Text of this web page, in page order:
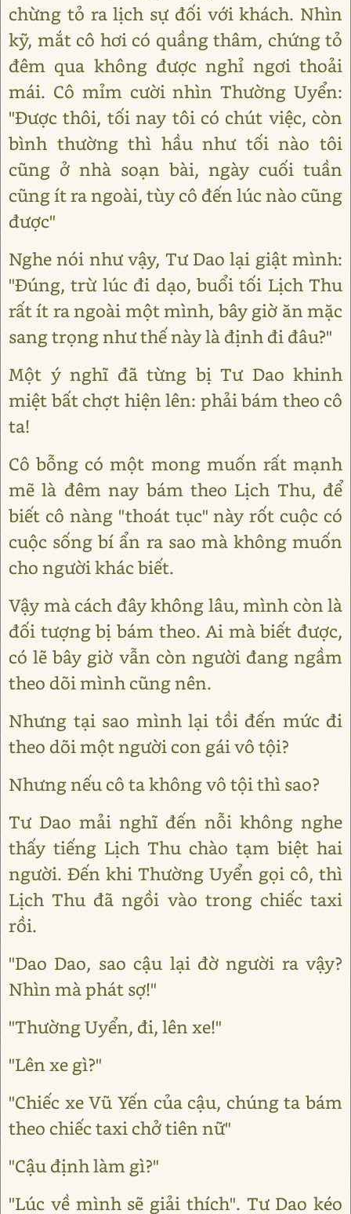
chừng tỏ ra lịch sự đối với khách. Nhìn
kỹ, mắt cô hơi có quầng thâm, chứng tỏ
đêm qua không được nghỉ ngơi thoải
mái. Cô mỉm cười nhìn Thường Uyển:
"Được thôi, tối nay tôi có chút việc, còn
bình thường thì hầu như tối nào tôi
cũng ở nhà soạn bài, ngày cuối tuần
cũng ít ra ngoài, tùy cô đến lúc nào cũng
được"
Nghe nói như vậy, Tư Dao lại giật mình:
"Đúng, trừ lúc đi dạo, buổi tối Lịch Thu
rất ít ra ngoài một mình, bây giờ ăn mặc
sang trọng như thế này là định đi đâu?"
Một ý nghĩ đã từng bị Tư Dao khinh
miệt bất chợt hiện lên: phải bám theo cô
ta!
Cô bỗng có một mong muốn rất mạnh
mẽ là đêm nay bám theo Lịch Thu, để
biết cô nàng "thoát tục" này rốt cuộc có
cuộc sống bí ẩn ra sao mà không muốn
cho người khác biết.
Vậy mà cách đây không lâu, mình còn là
đối tượng bị bám theo. Ai mà biết được,
có lẽ bây giờ vẫn còn người đang ngầm
theo dõi mình cũng nên.
Nhưng tại sao mình lại tồi đến mức đi
theo dõi một người con gái vô tội?
Nhưng nếu cô ta không vô tội thì sao?
Tư Dao mải nghĩ đến nỗi không nghe
thấy tiếng Lịch Thu chào tạm biệt hai
người. Đến khi Thường Uyển gọi cô, thì
Lịch Thu đã ngồi vào trong chiếc taxi
rồi.
"Dao Dao, sao cậu lại đờ người ra vậy?
Nhìn mà phát sợ!"
"Thường Uyển, đi, lên xe!"
"Lên xe gì?"
"Chiếc xe Vũ Yến của cậu, chúng ta bám
theo chiếc taxi chở tiên nữ"
"Cậu định làm gì?"
"Lúc về mình sẽ giải thích". Tư Dao kéo